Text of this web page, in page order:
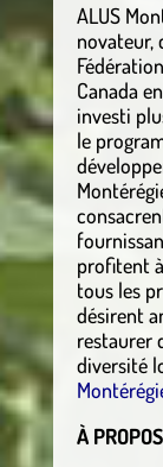
ALUS
novateur,
Canada
investi
le
profitent
tous les
désirent
restaurer
diversité
À